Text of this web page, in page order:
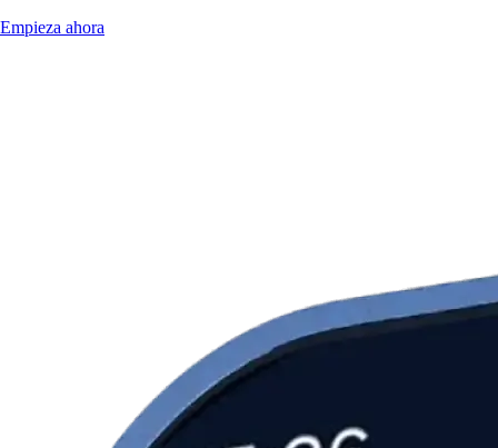
Empieza ahora